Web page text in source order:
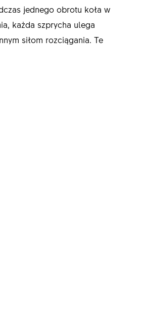
jednego obrotu koła w
każda szprycha ulega
siłom rozciągania. Te